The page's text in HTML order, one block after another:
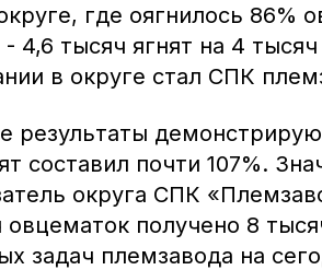
где оягнилось 86%
- 4,6 тысяч ягнят на 4
в округе стал СПК
результаты
составил почти 107%.
округа СПК
овцематок получено 8
задач племзавода на